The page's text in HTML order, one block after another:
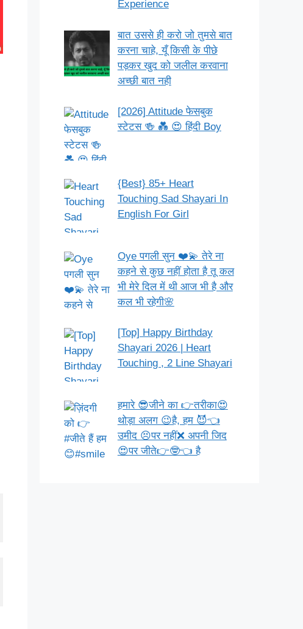
Experience
बात उससे ही करो जो तुमसे बात
करना चाहे, यूँ किसी के पीछे
पड़कर खुद को जलील करवाना
अच्छी बात नही
[2026] Attitude फेसबुक
स्टेटस 🍻 💑 😍 हिंदी Boy
{Best} 85+ Heart
Touching Sad Shayari In
English For Girl
Oye पगली सुन ❤️💫 तेरे ना
कहने से कुछ नहीं होता है तू कल
भी मेरे दिल में थी आज भी है और
कल भी रहेगी🌸
[Top] Happy Birthday
Shayari 2026 | Heart
Touching , 2 Line Shayari
हमारे 😎जीने का 👉तरीका😍
थोड़ा अलग 😉है, हम 😈👈
उमीद 😣पर नहीं❌ अपनी जिद
😍पर जीते👉🤓👈 है